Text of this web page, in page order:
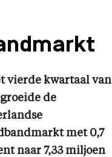
vierde kwartaal van
groeide de
met 0,7
naar 7,33 miljoen